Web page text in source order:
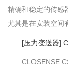
精确和稳定的传感
尤其是在安装空间
[压力变送器]
CLOSENSE